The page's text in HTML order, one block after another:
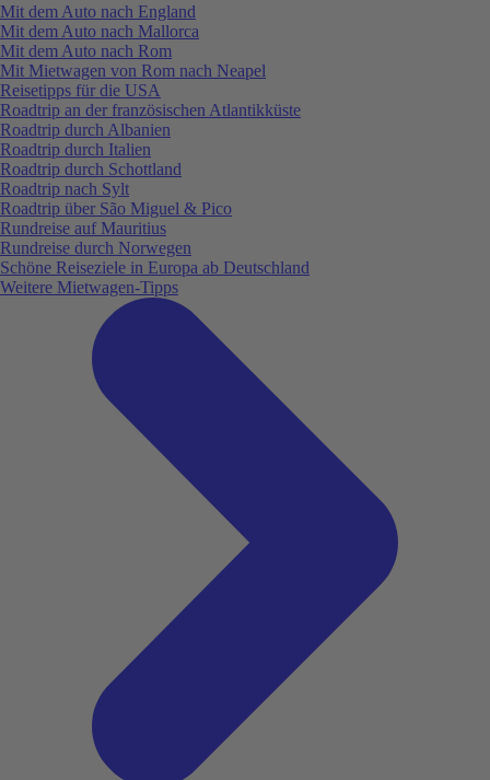
Mit dem Auto nach England
Mit dem Auto nach Mallorca
Mit dem Auto nach Rom
Mit Mietwagen von Rom nach Neapel
Reisetipps für die USA
Roadtrip an der französischen Atlantikküste
Roadtrip durch Albanien
Roadtrip durch Italien
Roadtrip durch Schottland
Roadtrip nach Sylt
Roadtrip über São Miguel & Pico
Rundreise auf Mauritius
Rundreise durch Norwegen
Schöne Reiseziele in Europa ab Deutschland
Weitere Mietwagen-Tipps